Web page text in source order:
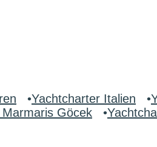
•Yachtcharter Italien •
Göcek •